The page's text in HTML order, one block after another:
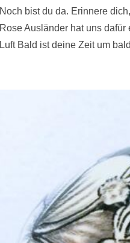
Noch bist du da. Erinnere
Rose Ausländer hat uns
Luft Bald ist deine Zeit um